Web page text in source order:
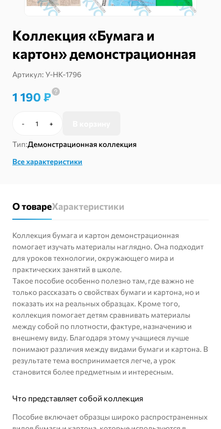
Коллекция «Бумага и
картон» демонстрационная
Артикул: У-НК-1796
1 190 ₽
-
Количество
Коллекция
«Бумага
+
Тип:Демонстрационная коллекция
Все характеристики
О товареХарактеристики
Коллекция бумага и картон демонстрационная
помогает изучать материалы наглядно. Она подходит
для уроков технологии, окружающего мира и
практических занятий в школе.
Такое пособие особенно полезно там, где важно не
только рассказать о свойствах бумаги и картона, но и
показать их на реальных образцах. Кроме того,
коллекция помогает детям сравнивать материалы
между собой по плотности, фактуре, назначению и
внешнему виду. Благодаря этому учащиеся лучше
понимают различия между видами бумаги и картона. В
результате тема воспринимается легче, а урок
становится более предметным и интересным.
Что представляет собой коллекция
Пособие включает образцы широко распространенных